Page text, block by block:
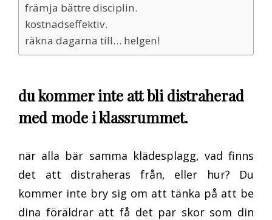
främja bättre disciplin.
kostnadseffektiv.
räkna dagarna till… helgen!
du kommer inte att bli distraherad
med mode i klassrummet.
när alla bär samma klädesplagg, vad finns
det att distraheras från, eller hur? Du
kommer inte bry sig om att tänka på att be
dina föräldrar att få det par skor som din